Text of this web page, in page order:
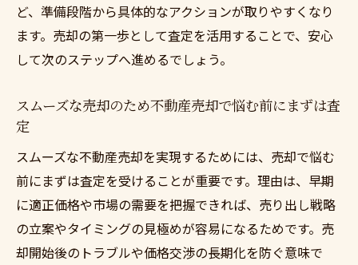
ど、準備段階から具体的なアクションが取りやすくなり
ます。売却の第一歩として査定を活用することで、安心
して次のステップへ進めるでしょう。
スムーズな売却のため不動産売却で悩む前にまずは査
定
スムーズな不動産売却を実現するためには、売却で悩む
前にまずは査定を受けることが重要です。理由は、早期
に適正価格や市場の需要を把握できれば、売り出し戦略
の立案やタイミングの見極めが容易になるためです。売
却開始後のトラブルや価格交渉の長期化を防ぐ意味で